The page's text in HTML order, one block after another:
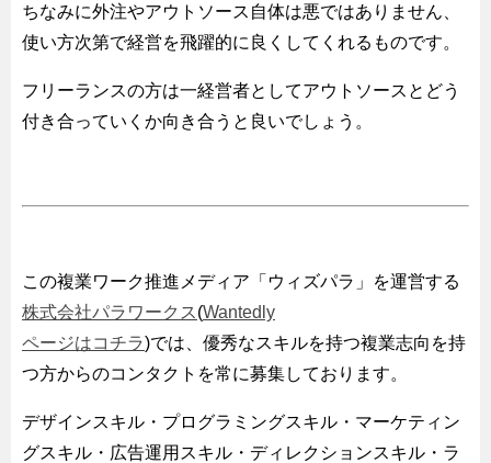
ちなみに外注やアウトソース自体は悪ではありません、
使い方次第で経営を飛躍的に良くしてくれるものです。
フリーランスの方は一経営者としてアウトソースとどう
付き合っていくか向き合うと良いでしょう。
この複業ワーク推進メディア「ウィズパラ」を運営する
株式会社パラワークス (Wantedly
ページはコチラ)では、優秀なスキルを持つ複業志向を持
つ方からのコンタクトを常に募集しております。
デザインスキル・プログラミングスキル・マーケティン
グスキル・広告運用スキル・ディレクションスキル・ラ